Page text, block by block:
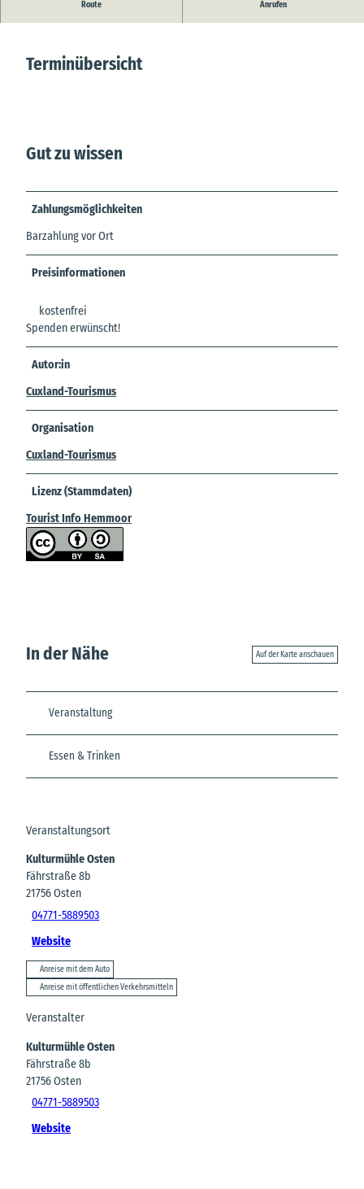
Route Anrufen
Frühschoppen mit der Katastrophenband
Terminübersicht
Gut zu wissen
Zahlungsmöglichkeiten
Barzahlung vor Ort
Preisinformationen
kostenfrei
Spenden erwünscht!
Autor:in
Cuxland-Tourismus
Organisation
Cuxland-Tourismus
Lizenz (Stammdaten)
Tourist Info Hemmoor
In der Nähe Auf der Karte anschauen
Veranstaltung
Essen & Trinken
Veranstaltungsort
Kulturmühle Osten
Fährstraße 8b
21756Osten
04771-5889503
Website
Anreise mit dem Auto
Anreise mit öffentlichen Verkehrsmitteln
Veranstalter
Kulturmühle Osten
Fährstraße 8b
21756Osten
04771-5889503
Website